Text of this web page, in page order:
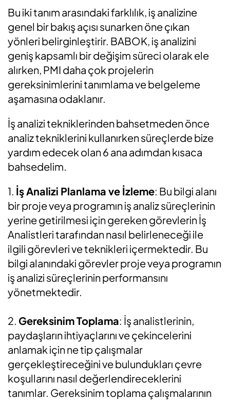
Bu iki tanım arasındaki farklılık, iş analizine
genel bir bakış açısı sunarken öne çıkan
yönleri belirginleştirir. BABOK, iş analizini
geniş kapsamlı bir değişim süreci olarak ele
alırken, PMI daha çok projelerin
gereksinimlerini tanımlama ve belgeleme
aşamasına odaklanır.
İş analizi tekniklerinden bahsetmeden önce
analiz tekniklerini kullanırken süreçlerde bize
yardım edecek olan 6 ana adımdan kısaca
bahsedelim.
1. İş Analizi Planlama ve İzleme: Bu bilgi alanı
bir proje veya programın iş analiz süreçlerinin
yerine getirilmesi için gereken görevlerin İş
Analistleri tarafından nasıl belirleneceği ile
ilgili görevleri ve teknikleri içermektedir. Bu
bilgi alanındaki görevler proje veya programın
iş analizi süreçlerinin performansını
yönetmektedir.
2. Gereksinim Toplama: İş analistlerinin,
paydaşların ihtiyaçlarını ve çekincelerini
anlamak için ne tip çalışmalar
gerçekleştireceğini ve bulundukları çevre
koşullarını nasıl değerlendireceklerini
tanımlar. Gereksinim toplama çalışmalarının